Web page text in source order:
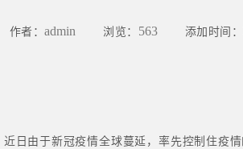
作者：admin 浏览： 563 添加时间：
近日由于新冠疫情全球蔓延，率先控制住疫